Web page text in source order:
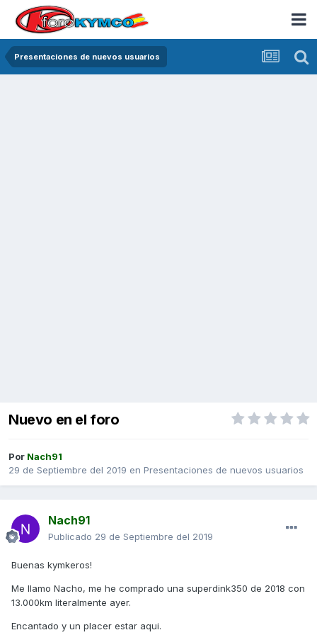
Presentaciones de nuevos usuarios
Nuevo en el foro
Por Nach91
29 de Septiembre del 2019 en Presentaciones de nuevos usuarios
Nach91
Publicado 29 de Septiembre del 2019
Buenas kymkeros!
Me llamo Nacho, me he comprado una superdink350 de 2018 con
13.000km literalmente ayer.
Encantado y un placer estar aqui.